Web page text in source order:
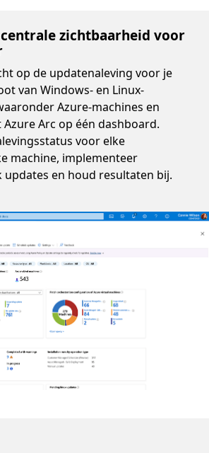
zichtbaarheid voor
op de updatenaleving voor je
van Windows- en Linux-
Azure-machines en
Arc op één dashboard.
voor elke
machine, implementeer
updates en houd resultaten bij.